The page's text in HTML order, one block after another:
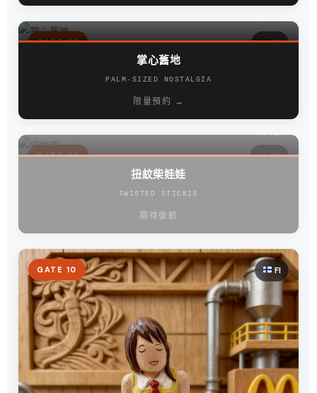
GATE 08 NL
掌心舊地
PALM-SIZED NOSTALGIA
限量預約 →
GATE 09 TH
清邁山區市集的孩子們撿起藤條樹枝，扭一扭就變成玩偶。簡單快
扭紋柴娃娃
TWISTED STICKIE
期待復航
GATE 10 FI